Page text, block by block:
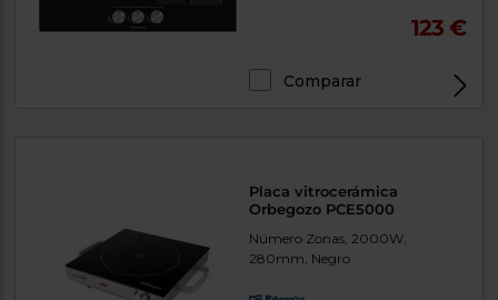
123 €
Comparar
Placa vitrocerámica
Orbegozo PCE5000
Número Zonas, 2000W,
280mm, Negro